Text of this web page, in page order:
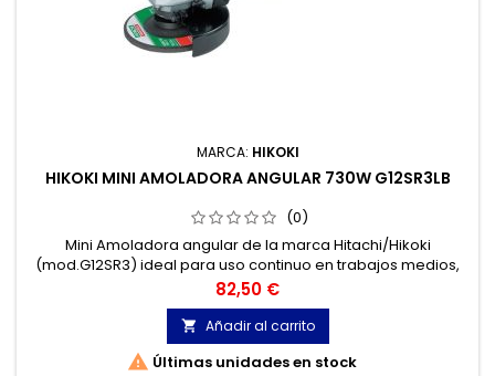
MARCA: HIKOKI
HIKOKI MINI AMOLADORA ANGULAR 730W G12SR3LB
(0)
Mini Amoladora angular de la marca Hitachi/Hikoki
(mod.G12SR3) ideal para uso continuo en trabajos medios,
con un motor de 730 W de potencia.
Precio
82,50 €
 Añadir al carrito
 Últimas unidades en stock